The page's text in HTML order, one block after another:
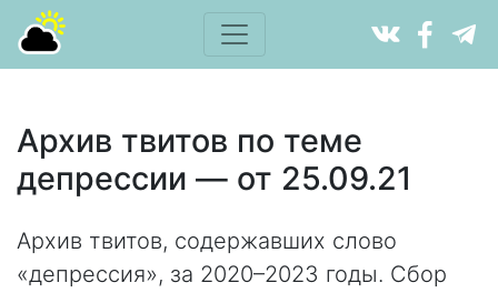
Архив твитов по теме
депрессии — от 25.09.21
Архив твитов, содержавших слово
«депрессия», за 2020–2023 годы. Сбор